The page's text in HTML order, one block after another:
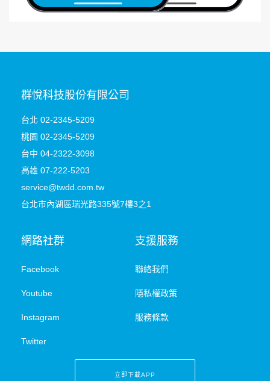
群悅科技股份有限公司
台北 02-2345-5209
桃園 02-2345-5209
台中 04-2322-3098
高雄 07-222-5203
service@twdd.com.tw
台北市內湖區瑞光路335號7樓3之1
網路社群
Facebook
Youtube
Instagram
Twitter
支援服務
聯絡我們
隱私權政策
服務條款
立即下載APP